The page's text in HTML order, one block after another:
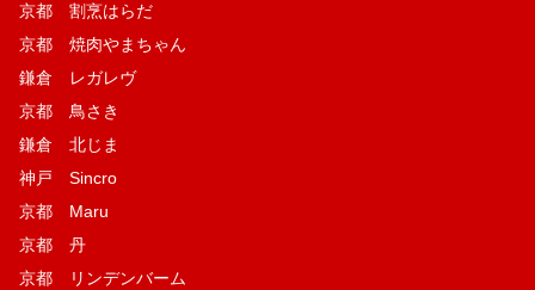
京都 割烹はらだ
京都 焼肉やまちゃん
鎌倉 レガレヴ
京都 鳥さき
鎌倉 北じま
神戸 Sincro
京都 Maru
京都 丹
京都 リンデンバーム